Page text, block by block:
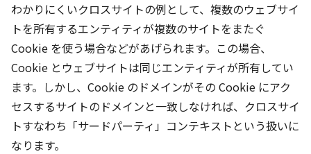
わかりにくいクロスサイトの例として、複数のウェブサイ
トを所有するエンティティが複数のサイトをまたぐ
Cookie を使う場合などがあげられます。この場合、
Cookie とウェブサイトは同じエンティティが所有してい
ます。しかし、Cookie のドメインがその Cookie にアク
セスするサイトのドメインと一致しなければ、クロスサイ
トすなわち 「サードパーティ」コンテキストという扱いに
なります。